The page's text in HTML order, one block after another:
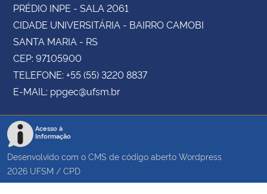
PRÉDIO INPE - SALA 2061
CIDADE UNIVERSITÁRIA - BAIRRO CAMOBI
SANTA MARIA - RS
CEP: 97105900
TELEFONE: +55 (55) 3220 8837
E-MAIL: ppgec@ufsm.br
Acesso à
Informação
Desenvolvido com o CMS de código aberto Wordpress
2026 UFSM / CPD